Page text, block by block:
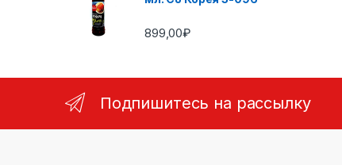
899,00₽
Подпишитесь на рассылку